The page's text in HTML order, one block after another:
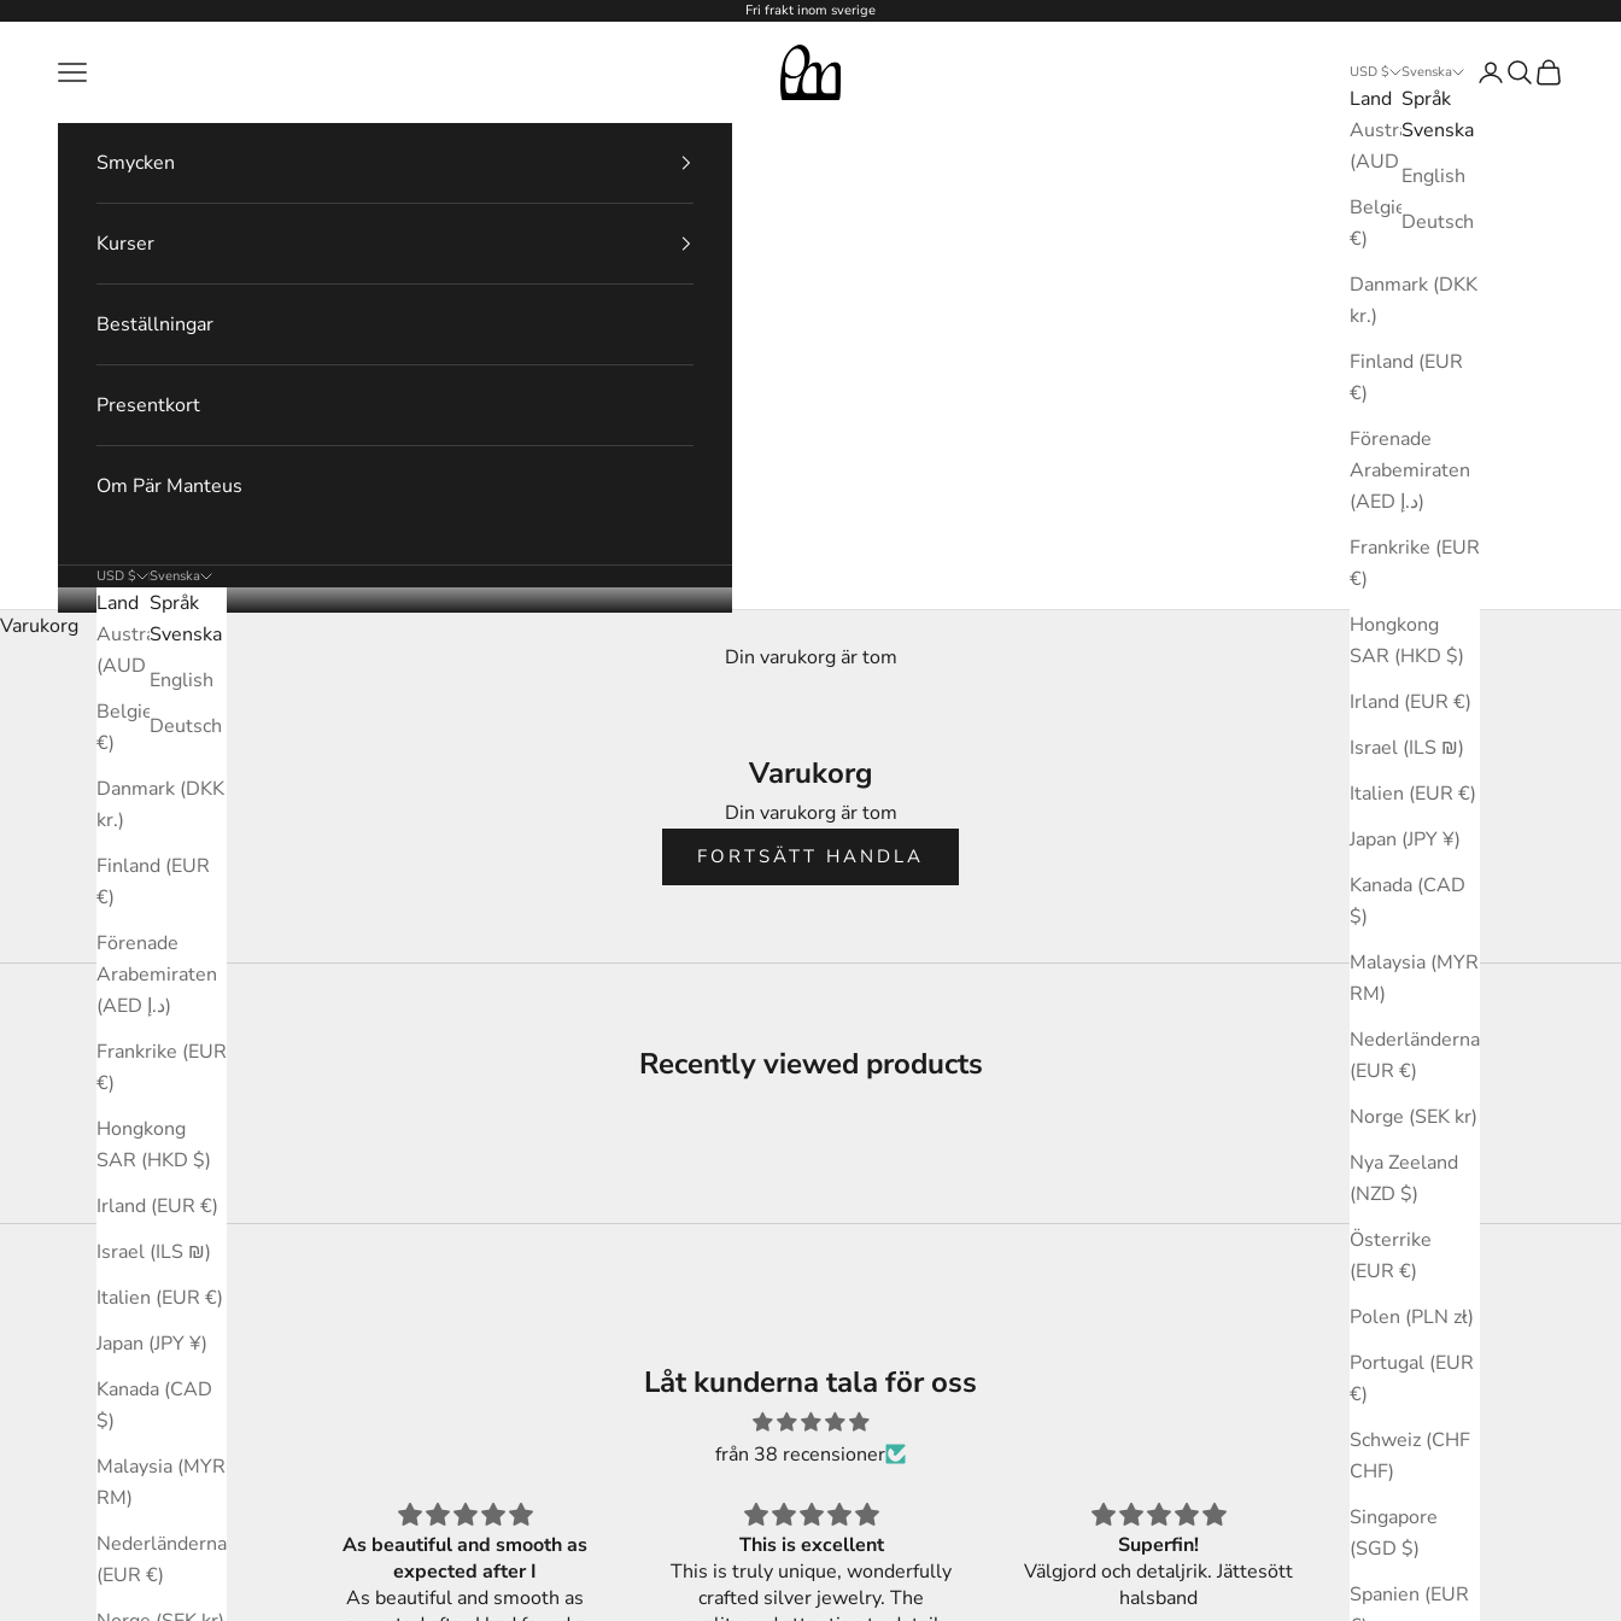
Fri frakt inom sverige
PM Silversmedja
Meny USD $
Land
Australien
(AUD $)
Belgien (EUR
€)
Danmark (DKK
kr.)
Finland (EUR
€)
Förenade
Arabemiraten
(AED د.إ)
Frankrike (EUR
€)
Hongkong
SAR (HKD $)
Irland (EUR €)
Israel (ILS ₪)
Italien (EUR €)
Japan (JPY ¥)
Kanada (CAD
$)
Malaysia (MYR
RM)
Nederländerna
(EUR €)
Norge (SEK kr)
Nya Zeeland
(NZD $)
Österrike
(EUR €)
Polen (PLN zł)
Portugal (EUR
€)
Schweiz (CHF
CHF)
Singapore
(SGD $)
Spanien (EUR
Svenska
Språk
Svenska
English
Deutsch
Logga in
Sök Kundvagn
Smycken
Kurser
Beställningar
Presentkort
Om Pär Manteus
USD $
Land
Australien
(AUD $)
Belgien (EUR
€)
Danmark (DKK
kr.)
Finland (EUR
€)
Förenade
Arabemiraten
(AED د.إ)
Frankrike (EUR
€)
Hongkong
SAR (HKD $)
Irland (EUR €)
Israel (ILS ₪)
Italien (EUR €)
Japan (JPY ¥)
Kanada (CAD
$)
Malaysia (MYR
RM)
Nederländerna
(EUR €)
Svenska
Språk
Svenska
English
Deutsch
Varukorg
Din varukorg är tom
Varukorg
Din varukorg är tom
FORTSÄTT HANDLA
Recently viewed products
Låt kunderna tala för oss
från 38 recensioner
Jätte nöjd.
Jätte nöjd.
As beautiful and smooth as
expected after I
As beautiful and smooth as
This is excellent
This is truly unique, wonderfully
crafted silver jewelry. The
Superfin!
Välgjord och detaljrik. Jättesött
halsband
kommer att passa så fint